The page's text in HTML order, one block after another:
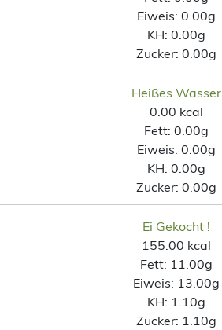
Eiweis: 0.00g
KH: 0.00g
Zucker: 0.00g
Heißes Wasser
0.00 kcal
Fett: 0.00g
Eiweis: 0.00g
KH: 0.00g
Zucker: 0.00g
Ei Gekocht !
155.00 kcal
Fett: 11.00g
Eiweis: 13.00g
KH: 1.10g
Zucker: 1.10g